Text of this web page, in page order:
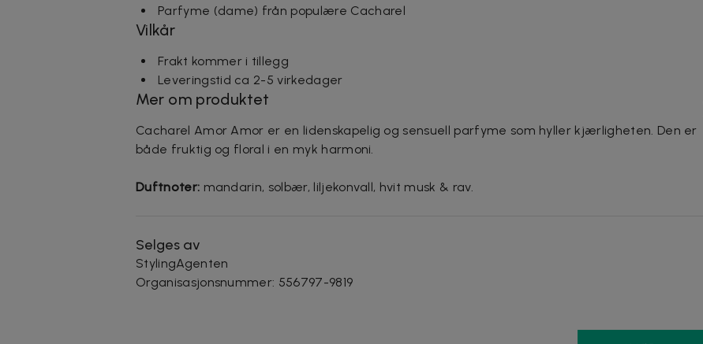
Parfyme (dame) från populære Cacharel
Vilkår
Frakt kommer i tillegg
Leveringstid ca 2-5 virkedager
Mer om produktet
Cacharel Amor Amor er en lidenskapelig og sensuell parfyme som hyller kjærligheten. Den er
både fruktig og floral i en myk harmoni.
Duftnoter: mandarin, solbær, liljekonvall, hvit musk & rav.
Selges av
StylingAgenten
Organisasjonsnummer: 556797-9819